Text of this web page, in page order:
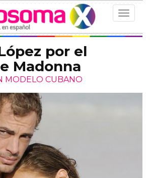
Toggle
por el
Madonna
MODELO CUBANO